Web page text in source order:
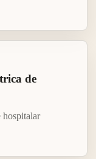
de
hospitalar